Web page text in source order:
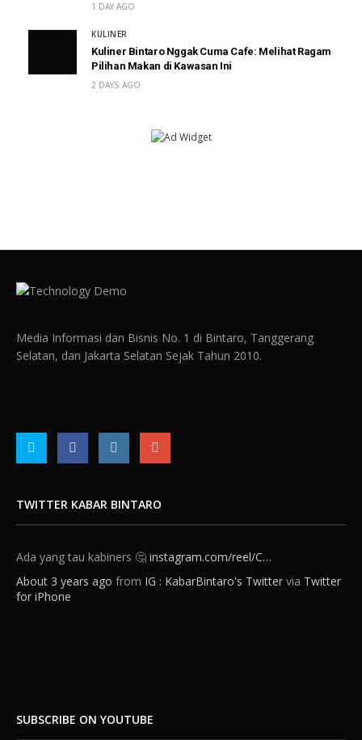
1 DAY AGO
KULINER
Kuliner Bintaro Nggak Cuma Cafe: Melihat Ragam
Pilihan Makan di Kawasan Ini
2 DAYS AGO
Media Informasi dan Bisnis No. 1 di Bintaro, Tanggerang
Selatan, dan Jakarta Selatan Sejak Tahun 2010.
TWITTER KABAR BINTARO
Ada yang tau kabiners 🤔instagram.com/reel/C…
About 3 years ago from IG : KabarBintaro's Twitter via Twitter
for iPhone
Tangsel rasa Jaksel 😂. Bukan gitu Kabiners 😅 . . . . 🎥 : Tiktok/⁦
SUBSCRIBE ON YOUTUBE